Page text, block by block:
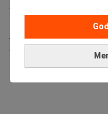
Sista ansökningsdag:
Medarbetare inom
Sista ansökningsdag: